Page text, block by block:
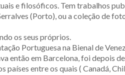
e filosóficos. Tem trabalhos
(Porto), ou a coleção de
os seus próprios.
Portuguesa na Bienal de
então em Barcelona, foi depois
países entre os quais ( Canadá,